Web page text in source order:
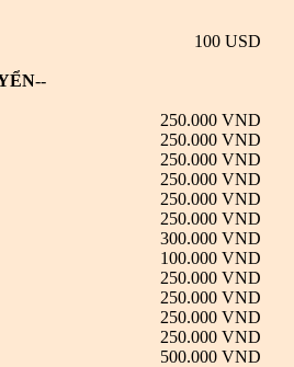
100 USD
--
250.000 VND
250.000 VND
250.000 VND
250.000 VND
250.000 VND
250.000 VND
300.000 VND
100.000 VND
250.000 VND
250.000 VND
250.000 VND
250.000 VND
500.000 VND